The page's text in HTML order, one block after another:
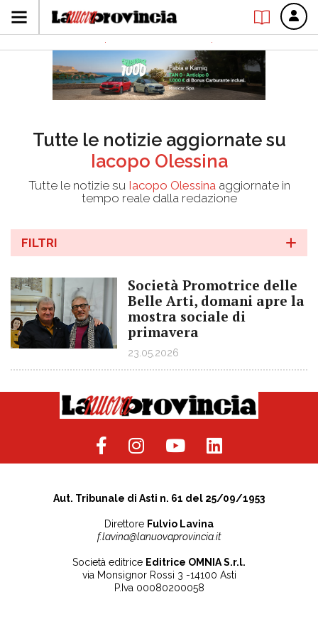
Tutte le notizie aggiornate su
Iacopo Olessina
Tutte le notizie su Iacopo Olessinaaggiornate in
tempo reale dalla redazione
FILTRI
Società Promotrice delle
Belle Arti, domani apre la
mostra sociale di
primavera
23.05.2026
Aut. Tribunale di Asti n. 61 del 25/09/1953
Direttore Fulvio Lavina
f.lavina@lanuovaprovincia.it
Società editrice Editrice OMNIA S.r.l.
via Monsignor Rossi 3 -14100 Asti
P.Iva 00080200058